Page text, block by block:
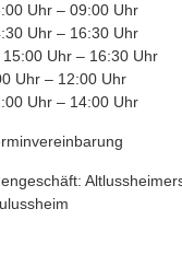
Uhr – 09:00 Uhr
Uhr – 16:30 Uhr
Uhr – 16:30 Uhr
Uhr – 12:00 Uhr
Uhr – 14:00 Uhr